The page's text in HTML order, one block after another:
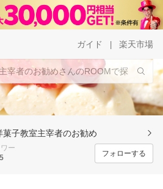
ガイド 楽天市場
子教室主宰者のお勧め
ー
フォローする